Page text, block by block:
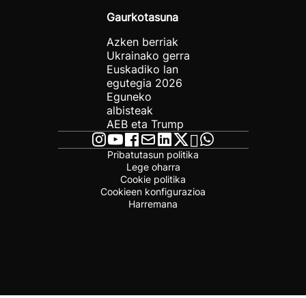
Gaurkotasuna
Azken berriak
Ukrainako gerra
Euskadiko lan
egutegia 2026
Eguneko
albisteak
AEB eta Trump
Pribatutasun politika
Lege oharra
Cookie politika
Cookieen konfigurazioa
Harremana